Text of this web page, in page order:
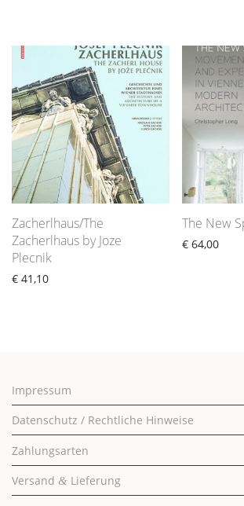
Zacherlhaus/The
Zacherlhaus by Joze
Plecnik
€ 41,10
The New
€ 64,00
Impressum
Datenschutz / Rechtliche Hinweise
Zahlungsarten
Versand & Lieferung